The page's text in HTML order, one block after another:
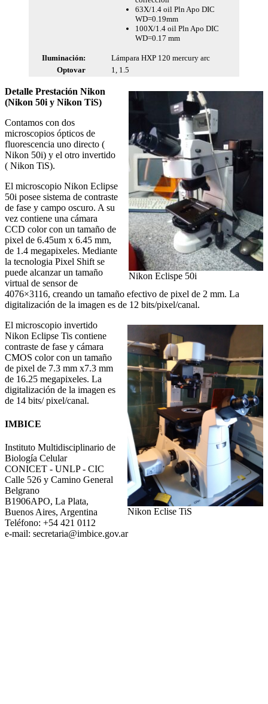
63X/1.4 oil Pln Apo DIC
WD=0.19mm
100X/1.4 oil Pln Apo DIC
WD=0.17 mm
Iluminación:
Lámpara HXP 120 mercury arc
Optovar
1, 1.5
Nikon Eclispe 50i
Detalle Prestación Nikon
(Nikon 50i y Nikon TiS)
Contamos con dos
microscopios ópticos de
fluorescencia uno directo (
Nikon 50i) y el otro invertido
( Nikon TiS).
El microscopio Nikon Eclipse
50i posee sistema de contraste
de fase y campo oscuro. A su
vez contiene una cámara
CCD color con un tamaño de
pixel de 6.45um x 6.45 mm,
de 1.4 megapixeles. Mediante
la tecnologia Pixel Shift se
puede alcanzar un tamaño
virtual de sensor de
4076×3116, creando un tamaño efectivo de pixel de 2 mm. La
digitalización de la imagen es de 12 bits/pixel/canal.
Nikon Eclise TiS
El microscopio invertido
Nikon Eclipse Tis contiene
contraste de fase y cámara
CMOS color con un tamaño
de pixel de 7.3 mm x7.3 mm
de 16.25 megapixeles. La
digitalización de la imagen es
de 14 bits/ pixel/canal.
IMBICE
Instituto Multidisciplinario de
Biología Celular
CONICET - UNLP - CIC
Calle 526 y Camino General
Belgrano
B1906APO, La Plata,
Buenos Aires, Argentina
Teléfono: +54 421 0112
e-mail: secretaria@imbice.gov.ar